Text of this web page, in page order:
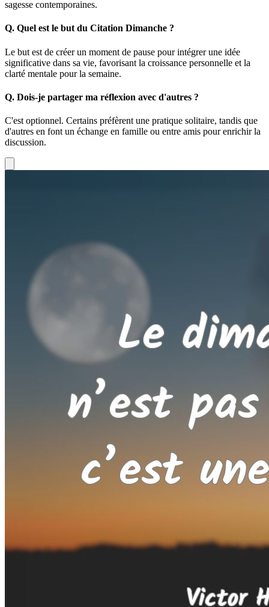
sagesse contemporaines.
Q. Quel est le but du Citation Dimanche ?
Le but est de créer un moment de pause pour intégrer une idée
significative dans sa vie, favorisant la croissance personnelle et la
clarté mentale pour la semaine.
Q. Dois-je partager ma réflexion avec d'autres ?
C'est optionnel. Certains préfèrent une pratique solitaire, tandis que
d'autres en font un échange en famille ou entre amis pour enrichir la
discussion.